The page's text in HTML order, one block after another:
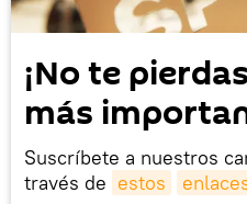
¡No te
más
Suscríbete a nuestros
través de estos